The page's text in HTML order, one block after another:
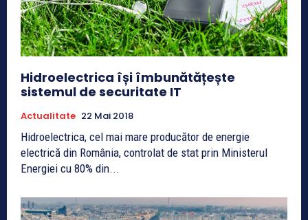
Hidroelectrica își îmbunătățește
sistemul de securitate IT
Actualitate 22 Mai 2018
Hidroelectrica, cel mai mare producător de energie
electrică din România, controlat de stat prin Ministerul
Energiei cu 80% din...